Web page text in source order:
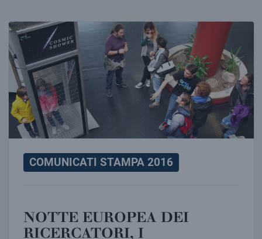
NOTTE EUROPEA DEI RICERCATORI, I LABORATORI
COMUNICATI STAMPA 2016
NOTTE EUROPEA DEI
RICERCATORI, I